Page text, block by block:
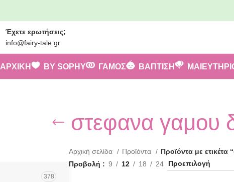
Έχετε ερωτήσεις;
info@fairy-tale.gr
ΑΡΧΙΚΗ BY SOPHY ΓΑΜΟΣ ΒΑΠΤΙΣΗ
στεφανα γαμου
378
Αρχική σελίδα Προϊόντα
Προϊόντα με
Προβολή
9 12 18 24